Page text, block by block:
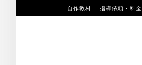
to
自作教材 指導依頼・料金